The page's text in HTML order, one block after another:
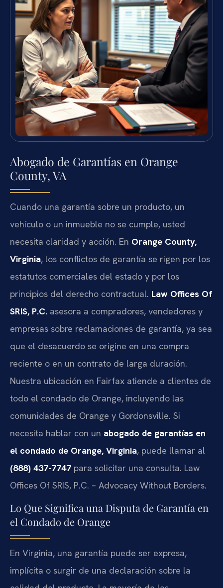
Abogado de Garantías en Orange
County, VA
Cuando una garantía sobre un producto, un
vehículo o un inmueble no se cumple, usted
necesita claridad y acción. En Orange County,
Virginia, los conflictos de garantía se rigen por los
estatutos comerciales del estado y por los
principios del derecho contractual. Law Offices Of
SRIS, P.C. asesora a compradores, vendedores y
empresas sobre reclamaciones de garantía, ya sea
que el desacuerdo se origine en una compra
reciente o en un contrato de larga duración.
Nuestra ubicación en Fairfax atiende a clientes de
todo el condado de Orange, incluyendo las
comunidades de Orange y Gordonsville. Si
necesita hablar con un abogado de garantías en
el condado de Orange, Virginia, puede llamar al
(888) 437-7747 para solicitar una consulta. Law
Offices Of SRIS, P.C. – Advocacy Without Borders.
Lo Que Significa una Disputa de Garantía en
el Condado de Orange
En Virginia, una garantía puede ser expresa,
implícita o surgir de una declaración sobre la